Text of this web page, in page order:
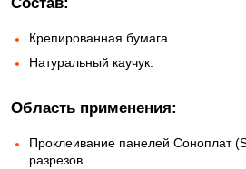
Крепированная бумага.
Натуральный каучук.
Область применения:
Проклеивание панелей Соноплат
разрезов.